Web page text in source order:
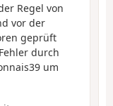
Regel von
vor der
geprüft
durch
um